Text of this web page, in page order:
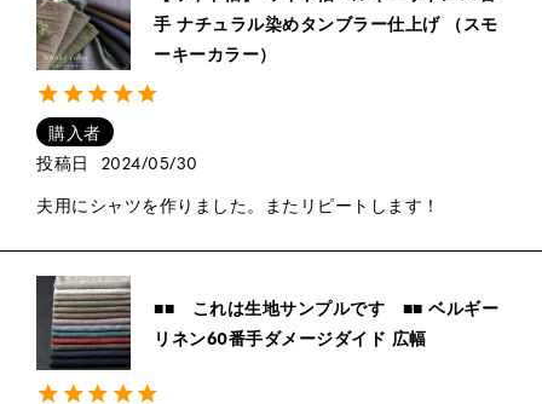
手 ナチュラル染めタンブラー仕上げ （スモ
ーキーカラー）
購入者
投稿日
2024/05/30
夫用にシャツを作りました。またリピートします！
■■ これは生地サンプルです ■■ ベルギー
リネン60番手ダメージダイド 広幅